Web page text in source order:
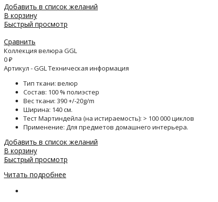
Добавить в список желаний
В корзину
Быстрый просмотр
Сравнить
Коллекция велюра GGL
0₽
Артикул - GGL Техническая информация
Тип ткани: велюр
Состав: 100 % полиэстер
Вес ткани: 390 +/-20g/m
Ширина: 140 см.
Тест Мартиндейла (на истираемость): > 100 000 циклов
Применение: Для предметов домашнего интерьера.
Добавить в список желаний
В корзину
Быстрый просмотр
Читать подробнее